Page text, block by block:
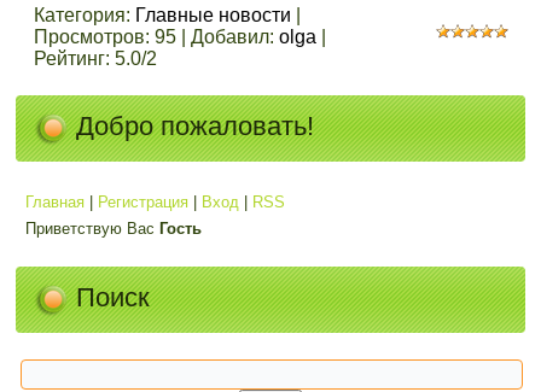
Категория: Главные новости
Просмотров: 95 |Добавил: olga
Рейтинг: 5.0/2
Добро пожаловать!
Главная Регистрация Вход
RSS
Приветствую Вас Гость
Поиск